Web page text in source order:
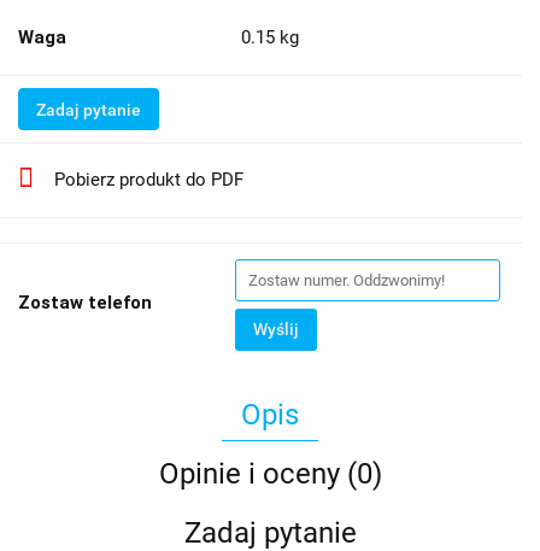
Waga 0.15 kg
Zadaj pytanie
Pobierz produkt do PDF
Zostaw telefon
Wyślij
Opis
Opinie i oceny (0)
Zadaj pytanie